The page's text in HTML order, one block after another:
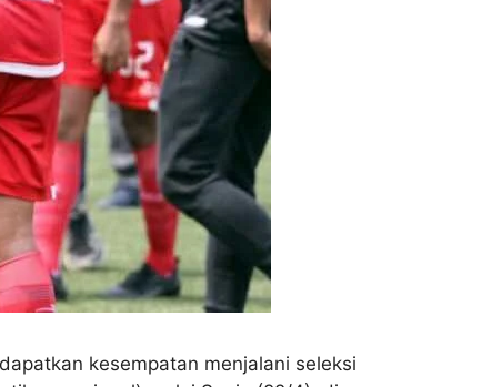
kesempatan menjalani seleksi